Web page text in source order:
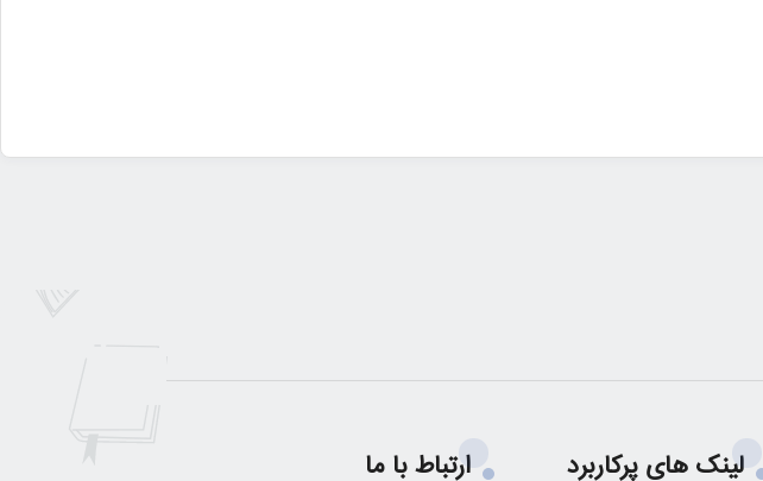
لینک های پرکاربرد ارتباط با ما